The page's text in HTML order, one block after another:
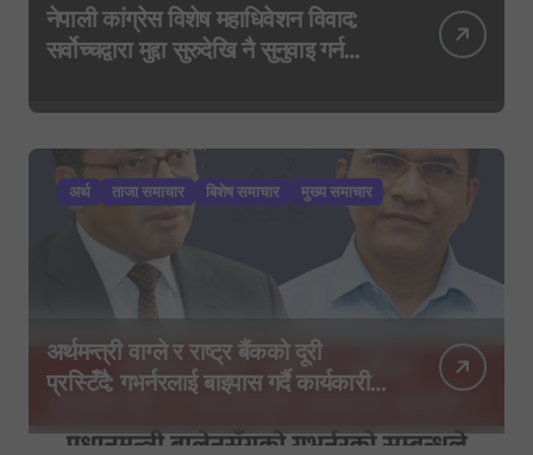
नेपाली कांग्रेस विशेष महाधिवेशन विवाद:
सर्वोच्चद्वारा मुद्दा सुरुदेखि नै सुनुवाइ गर्न
अर्थ ताजा समाचार बिशेष समाचार मुख्य समाचार
अर्थमन्त्री वाग्ले र राष्ट्र बैंकको दूरी
प्रस्टिँदै: गभर्नरलाई बाइपास गर्दै कार्यकारी